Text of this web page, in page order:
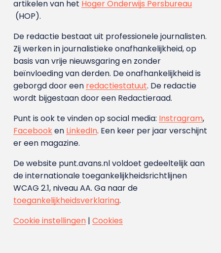
artikelen van het Hoger Onderwijs Persbureau
(HOP).
De redactie bestaat uit professionele journalisten.
Zij werken in journalistieke onafhankelijkheid, op
basis van vrije nieuwsgaring en zonder
beïnvloeding van derden. De onafhankelijkheid is
geborgd door een redactiestatuut. De redactie
wordt bijgestaan door een Redactieraad.
Punt is ook te vinden op social media: Instragram,
Facebooken LinkedIn. Een keer per jaar verschijnt
er een magazine.
De website punt.avans.nl voldoet gedeeltelijk aan
de internationale toegankelijkheidsrichtlijnen
WCAG 2.1, niveau AA. Ga naar de
toegankelijkheidsverklaring.
Cookie instellingen| Cookies